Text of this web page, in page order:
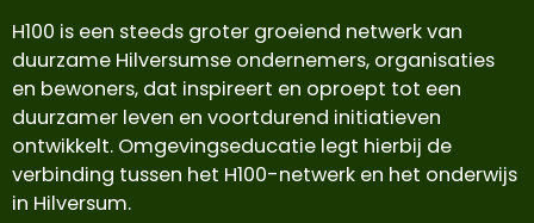
H100 is een steeds groter groeiend netwerk van
duurzame Hilversumse ondernemers, organisaties
en bewoners, dat inspireert en oproept tot een
duurzamer leven en voortdurend initiatieven
ontwikkelt. Omgevingseducatie legt hierbij de
verbinding tussen het H100-netwerk en het onderwijs
in Hilversum.